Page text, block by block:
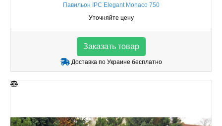
Павильон IPC Elegant Monaco 750
Уточняйте цену
Заказать товар
Доставка по Украине бесплатно